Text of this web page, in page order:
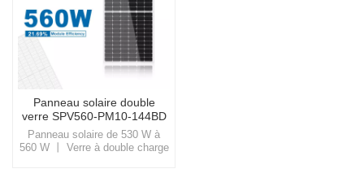
Panneau solaire double
verre SPV560-PM10-144BD
530 ~ 560w
Panneau solaire de 530 W à
560 W 丨 Verre à double charge